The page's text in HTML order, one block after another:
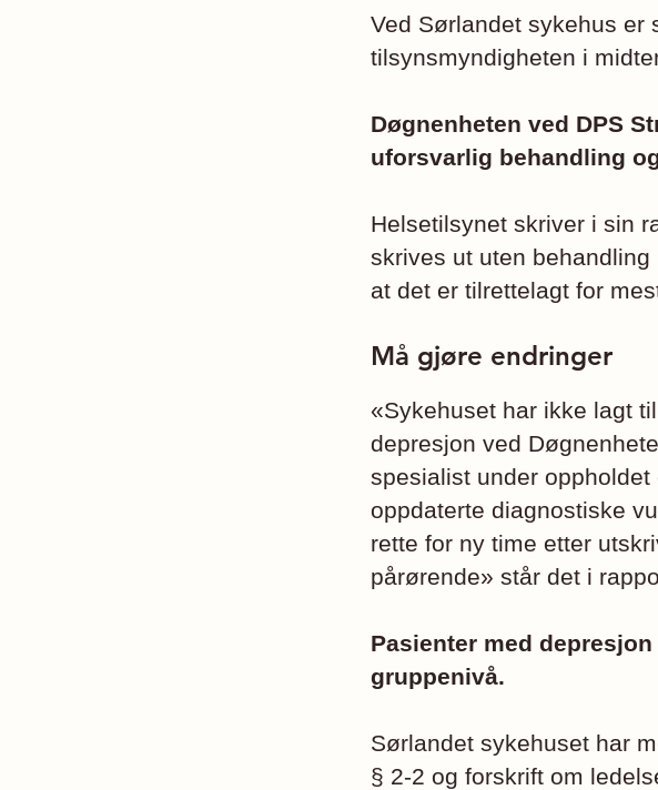
Ved Sørlandet sykehus er
tilsynsmyndigheten i
Døgnenheten ved DPS
uforsvarlig behandling
Helsetilsynet skriver i sin
skrives ut uten
at det er tilrettelagt for
Må gjøre endringer
«Sykehuset har ikke lagt
depresjon ved
spesialist under
oppdaterte diagnostiske
rette for ny time etter
pårørende» står det i
Pasienter med
gruppenivå.
Sørlandet sykehuset har
§ 2-2 og forskrift om